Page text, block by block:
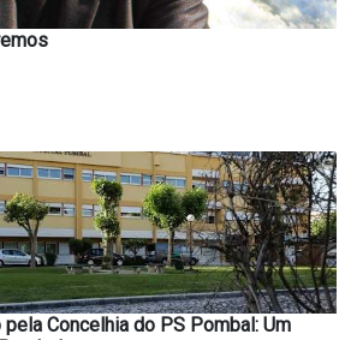
Concelhia do PS Pombal: Um